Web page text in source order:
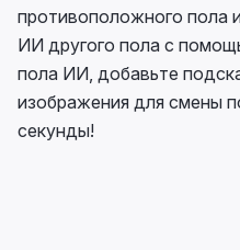
противоположного пола
ИИ другого пола с
пола ИИ, добавьте
изображения для смены
секунды!